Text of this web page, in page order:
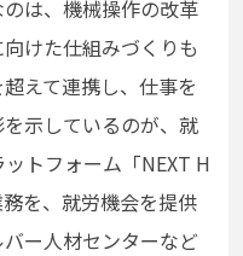
は、機械操作の改革
けた仕組みづくりも
えて連携し、仕事を
示しているのが、就
トフォーム「NEXT H
を、就労機会を提供
ー人材センターなど